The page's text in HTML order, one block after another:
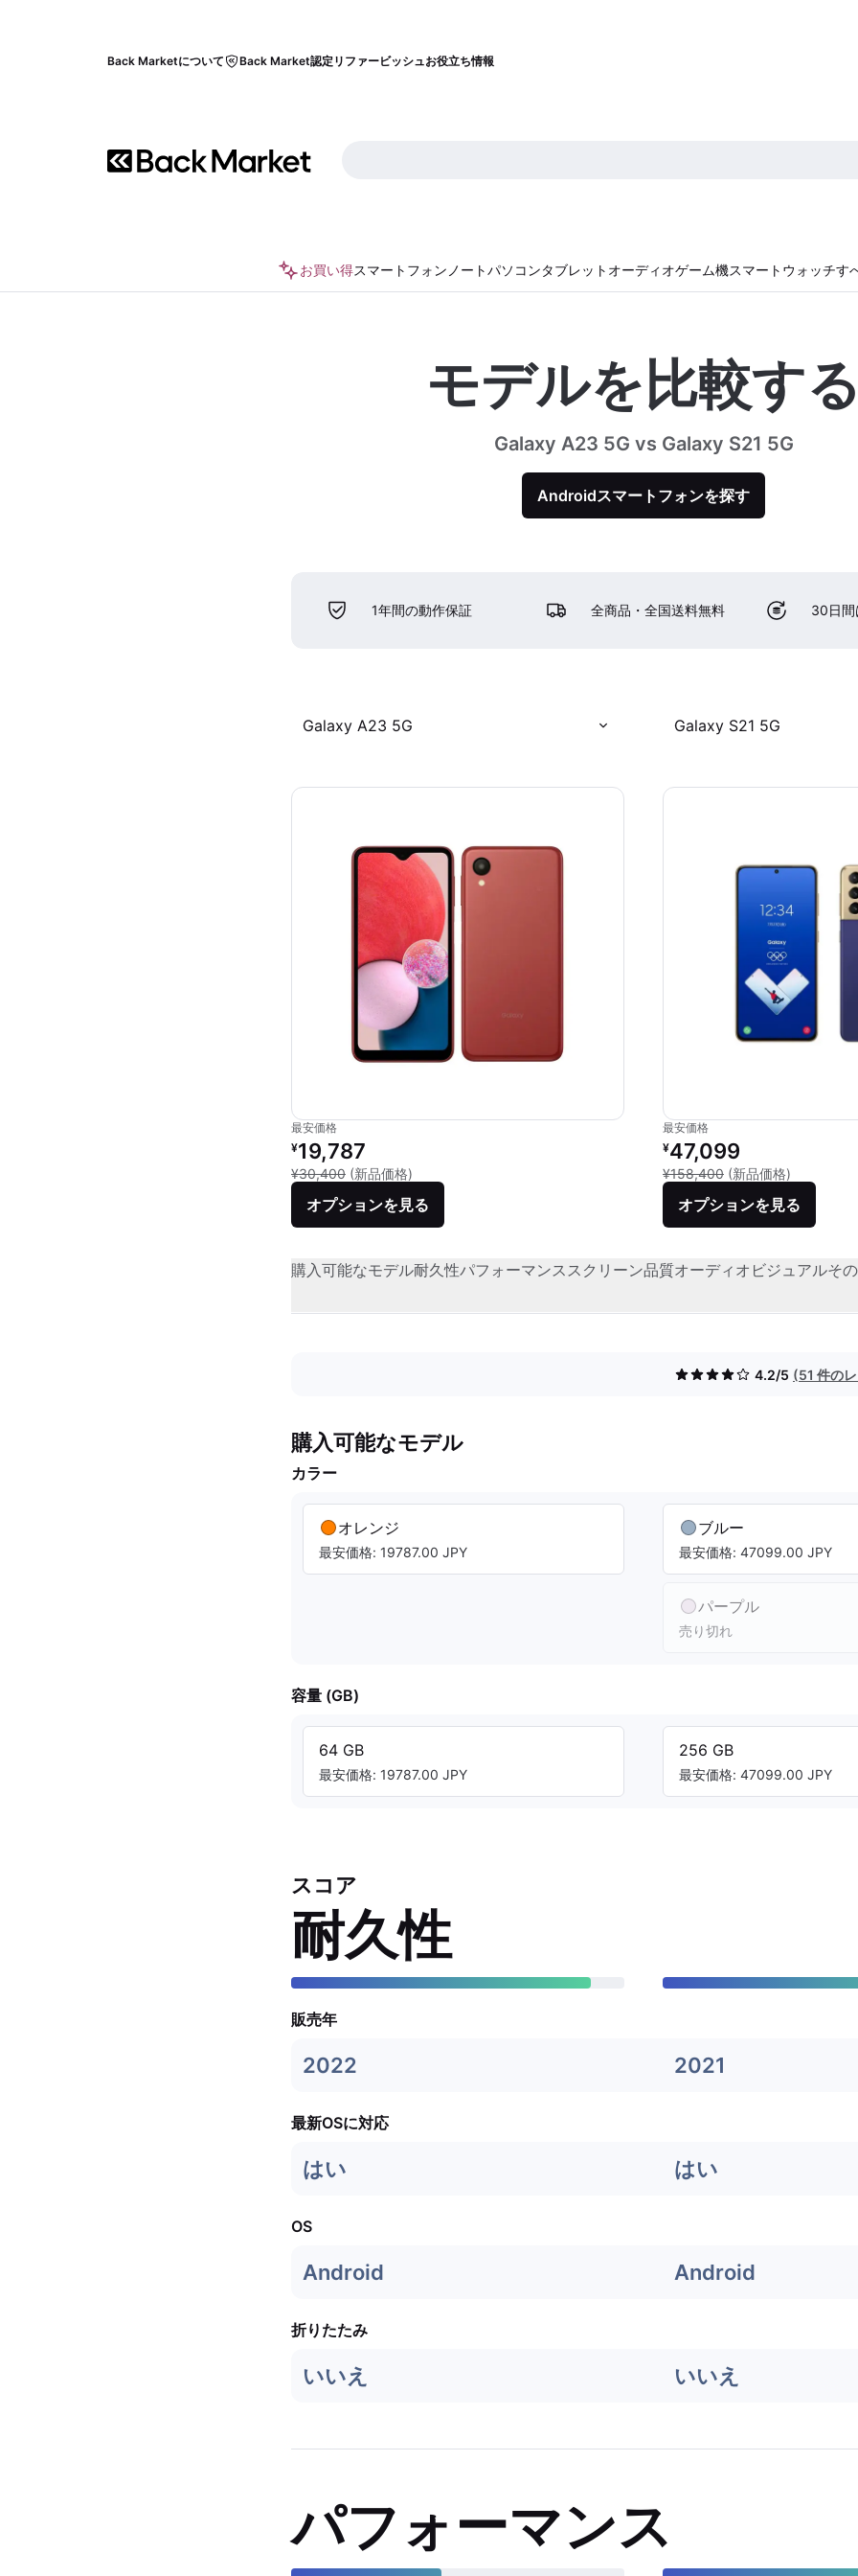
Back Marketについて Back Market認定リファービッシュお役立ち情報
お買い得スマートフォン ノートパソコンタブレット オーディオゲーム機スマートウォッチす
モデルを比較する
Galaxy A23 5G vs Galaxy S21 5G
Androidスマートフォンを探す
1年間の動作保証 全商品・全国送料無料 30日間
Galaxy A23 5G Galaxy S21 5G
最安価格
リファービッシュ品の価格：
¥19,787
¥30,400 (新品価格)
オプションを見る
最安価格
リファービッシュ品の価格：
¥47,099
¥158,400 (新品価格)
オプションを見る
購入可能なモデル耐久性パフォーマンススクリーン品質オーディオビジュアルそ
4.2/5 (51 件の
購入可能なモデル
カラー
オレンジ
最安価格: 19787.00 JPY
ブルー
最安価格: 47099.00 JPY
パープル
売り切れ
容量 (GB)
64 GB
最安価格: 19787.00 JPY
256 GB
最安価格: 47099.00 JPY
スコア
耐久性
販売年
2022 2021
最新OSに対応
はい はい
OS
Android Android
折りたたみ
いいえ いいえ
パフォーマンス